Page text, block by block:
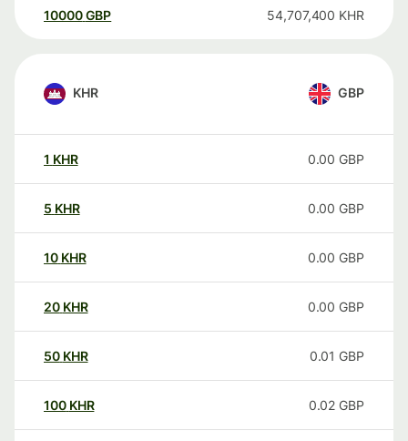
10000 GBP 54,707,400 KHR
KHR GBP
1 KHR 0.00 GBP
5 KHR 0.00 GBP
10 KHR 0.00 GBP
20 KHR 0.00 GBP
50 KHR 0.01 GBP
100 KHR 0.02 GBP